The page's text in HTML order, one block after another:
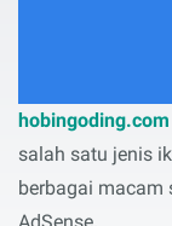
hobingoding.com
salah satu jenis
berbagai macam